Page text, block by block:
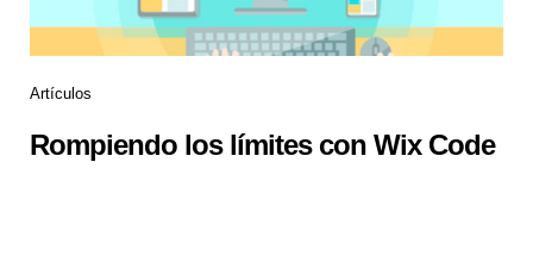
Artículos
Rompiendo los límites con Wix Code